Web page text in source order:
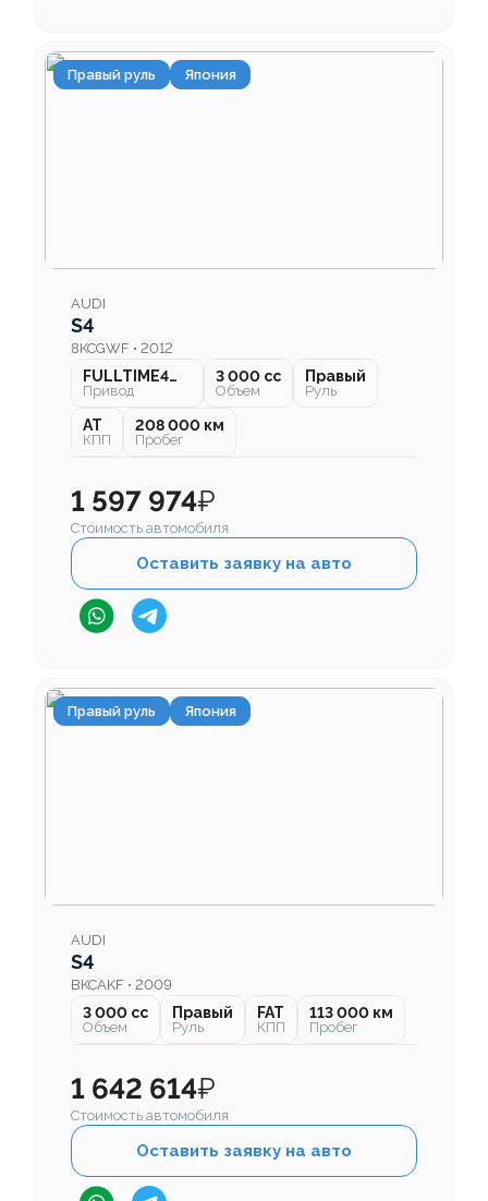
Правый руль Япония
AUDI
S4
8KCGWF • 2012
FULLTIME4WD
Привод
3 000 cc
Объем
Правый
Руль
AT
КПП
208 000 км
Пробег
1 597 974₽
Стоимость автомобиля
Оставить заявку на авто
Правый руль Япония
AUDI
S4
BKCAKF • 2009
3 000 cc
Объем
Правый
Руль
FAT
КПП
113 000 км
Пробег
1 642 614₽
Стоимость автомобиля
Оставить заявку на авто